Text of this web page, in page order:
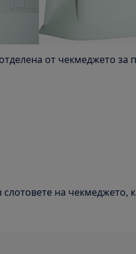
от чекмеджето за
на чекмеджето,